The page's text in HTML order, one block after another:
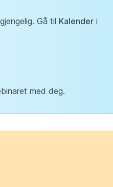
Gå til Kalender i
med deg.